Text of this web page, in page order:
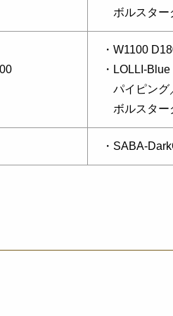
ボルスター
・W1100
・LOLLI-Blue
パイピング
ボルスター
・SABA-